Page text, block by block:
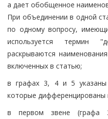
а дает обобщенное
При объединении в одной
по одному вопросу,
используется термин
раскрываются
включенных в статью;
в графах 3, 4 и 5 указаны
которые дифференцированы
в первом звене (графа